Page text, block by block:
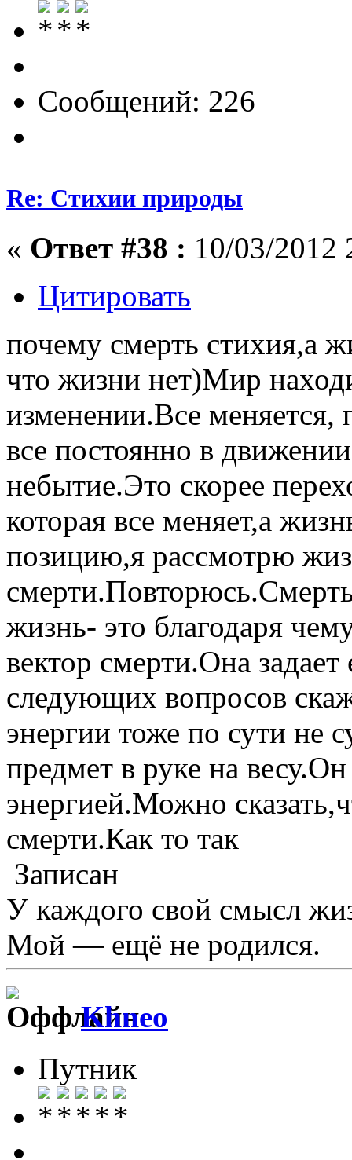
Сообщений: 226
Re: Стихии природы
« Ответ #38 : 10/03/2012
Цитировать
почему смерть стихия,а
что жизни нет)Мир
изменении.Все меняется,
все постоянно в
небытие.Это скорее
которая все меняет,а
позицию,я рассмотрю
жизнь- это благодаря
вектор смерти.Она
следующих вопросов
энергии тоже по сути не
предмет в руке на
энергией.Можно
смерти.Как то так
Записан
У каждого свой смысл
Мой — ещё не родился.
Khneo
Путник